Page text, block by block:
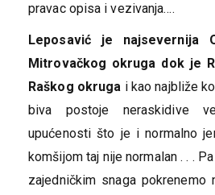
pravac opisa i vezivanja….
Leposavić je najsevernija
Mitrovačkog okruga dok je
Raškog okruga i kao najbliže
biva postoje neraskidive
upućenosti što je i normalno
komšijom taj nije normalan . . .
zajedničkim snaga